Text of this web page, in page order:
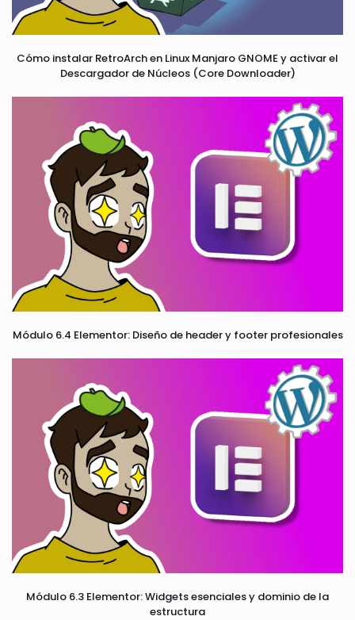
Cómo instalar RetroArch en Linux Manjaro GNOME y activar el
Descargador de Núcleos (Core Downloader)
Módulo 6.4 Elementor: Diseño de header y footer profesionales
Módulo 6.3 Elementor: Widgets esenciales y dominio de la
estructura